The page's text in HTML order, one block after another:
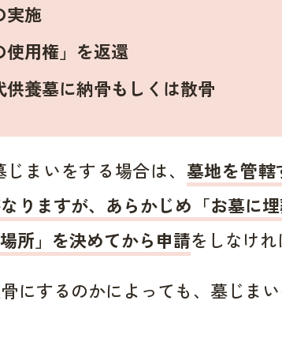
実施
用権」を返還
養墓に納骨もしくは散骨
まいをする場合は、 墓地を管
りますが、あらかじめ「お墓に
所」を決めてから申請をしなけ
にするのかによっても、墓じま